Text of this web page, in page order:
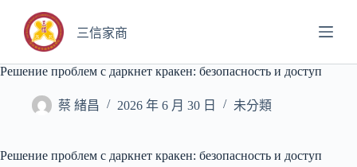
要
三信家商
Решение проблем с даркнет кракен: безопасность и доступ
蔡 緒昌 2026 年 6 月 30 日 未分類
Решение проблем с даркнет кракен: безопасность и доступ